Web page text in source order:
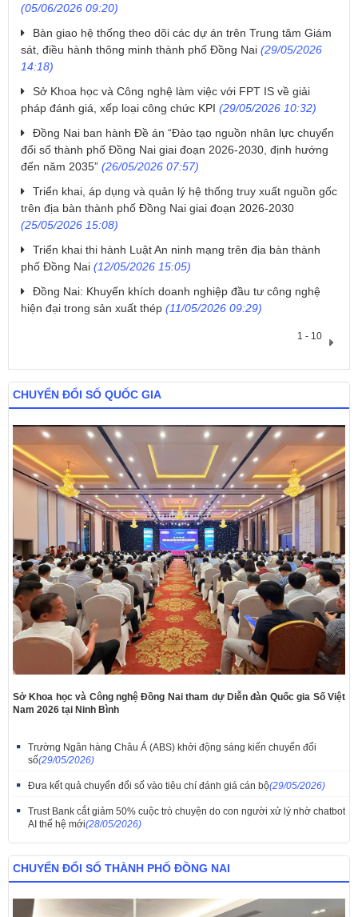
(05/06/2026 09:20)
Bàn giao hệ thống theo dõi các dự án trên Trung tâm Giám
sát, điều hành thông minh thành phố Đồng Nai (29/05/2026
14:18)
Sở Khoa học và Công nghệ làm việc với FPT IS về giải
pháp đánh giá, xếp loại công chức KPI (29/05/2026 10:32)
Đồng Nai ban hành Đề án “Đào tạo nguồn nhân lực chuyển
đổi số thành phố Đồng Nai giai đoạn 2026-2030, định hướng
đến năm 2035” (26/05/2026 07:57)
Triển khai, áp dụng và quản lý hệ thống truy xuất nguồn gốc
trên địa bàn thành phố Đồng Nai giai đoạn 2026-2030
(25/05/2026 15:08)
Triển khai thi hành Luật An ninh mạng trên địa bàn thành
phố Đồng Nai (12/05/2026 15:05)
Đồng Nai: Khuyến khích doanh nghiệp đầu tư công nghệ
hiện đại trong sản xuất thép (11/05/2026 09:29)
1 - 10
CHUYỂN ĐỔI SỐ QUỐC GIA
Sở Khoa học và Công nghệ Đồng Nai tham dự Diễn đàn Quốc gia Số Việt
Nam 2026 tại Ninh Bình
Trường Ngân hàng Châu Á (ABS) khởi động sáng kiến chuyển đổi
số(29/05/2026)
​Đưa kết quả chuyển đổi số vào tiêu chí đánh giá cán bộ(29/05/2026)
Trust Bank cắt giảm 50% cuộc trò chuyện do con người xử lý nhờ chatbot
AI thế hệ mới(28/05/2026)
CHUYỂN ĐỔI SỐ THÀNH PHỐ ĐỒNG NAI